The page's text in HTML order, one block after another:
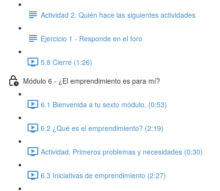
Actividad 2. Quién hace las siguientes actividades
Ejercicio 1 - Responde en el foro
5.8 Cierre (1:26)
Módulo 6 - ¿El emprendimiento es para mí?
6.1 Bienvenida a tu sexto módulo. (0:53)
6.2 ¿Qué es el emprendimiento? (2:19)
Actividad. Primeros problemas y necesidades (0:30)
6.3 Iniciativas de emprendimiento (2:27)